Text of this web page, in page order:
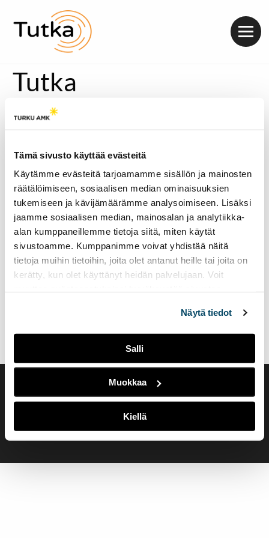
Tämä sivusto käyttää evästeitä
Käytämme evästeitä tarjoamamme sisällön ja mainosten
räätälöimiseen, sosiaalisen median ominaisuuksien
tukemiseen ja kävijämäärämme analysoimiseen. Lisäksi
jaamme sosiaalisen median, mainosalan ja analytiikka-
alan kumppaneillemme tietoja siitä, miten käytät
sivustoamme. Kumppanimme voivat yhdistää näitä
tietoja muihin tietoihin, joita olet antanut heille tai joita on
kerätty, kun olet käyttänyt heidän palvelujaan. Voit
Näytä tiedot
Salli
Muokkaa
Kiellä
Tutka
Evästeasetukset